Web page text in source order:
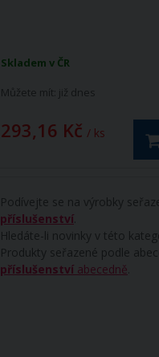
Skladem v ČR
Můžete mít: již dnes
293,16 Kč / ks
Podívejte se na výrobky
příslušenství
Hledáte-li novinky v této
Produkty seřazené podle
příslušenství abecedně